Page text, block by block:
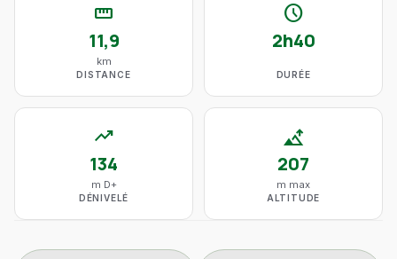
straighten
11,9
km
DISTANCE
schedule
2h40
DURÉE
trending_up
134
m D+
DÉNIVELÉ
altitude
207
m max
ALTITUDE